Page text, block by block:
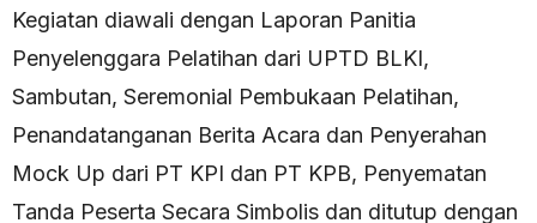
Kegiatan diawali dengan Laporan Panitia
Penyelenggara Pelatihan dari UPTD BLKI,
Sambutan, Seremonial Pembukaan Pelatihan,
Penandatanganan Berita Acara dan Penyerahan
Mock Up dari PT KPI dan PT KPB, Penyematan
Tanda Peserta Secara Simbolis dan ditutup dengan